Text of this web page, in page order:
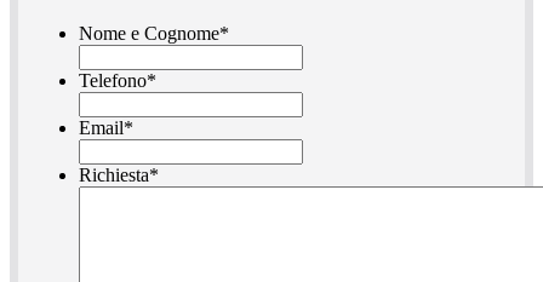
Nome e Cognome*
Telefono*
Email*
Richiesta*